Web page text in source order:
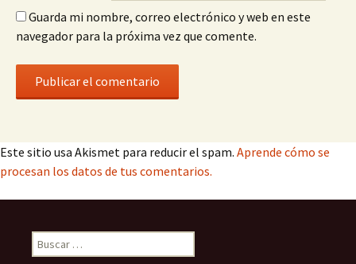
Guarda mi nombre, correo electrónico y web en este
navegador para la próxima vez que comente.
Este sitio usa Akismet para reducir el spam. Aprende cómo se
procesan los datos de tus comentarios.
Buscar: